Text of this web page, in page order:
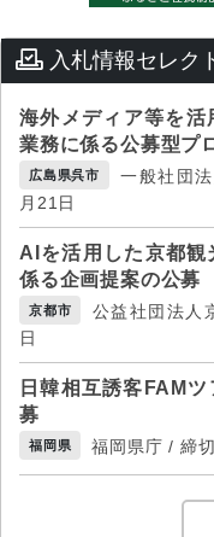
入札情報セレク
海外メディア等を活
業務に係る公募型プ
広島県呉市
一般社団
月21日
AIを活用した京都観
係る企画提案の公募
京都市
公益社団法人
日
日韓相互誘客FAM
募
福岡県 福岡県庁 / 締